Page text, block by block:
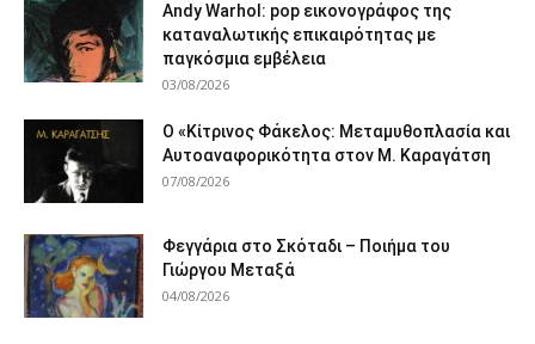
Andy Warhol: pop εικονογράφος της
καταναλωτικής επικαιρότητας με
παγκόσμια εμβέλεια
03/08/2026
Ο «Κίτρινος Φάκελος: Μεταμυθοπλασία και
Αυτοαναφορικότητα στον Μ. Καραγάτση
07/08/2026
Φεγγάρια στο Σκόταδι – Ποιήμα του
Γιώργου Μεταξά
04/08/2026